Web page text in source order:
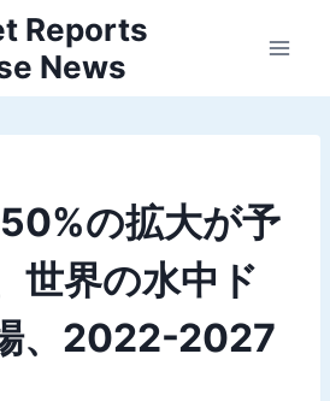
Reports
News
の拡大が予
世界の水中ド
、2022-2027